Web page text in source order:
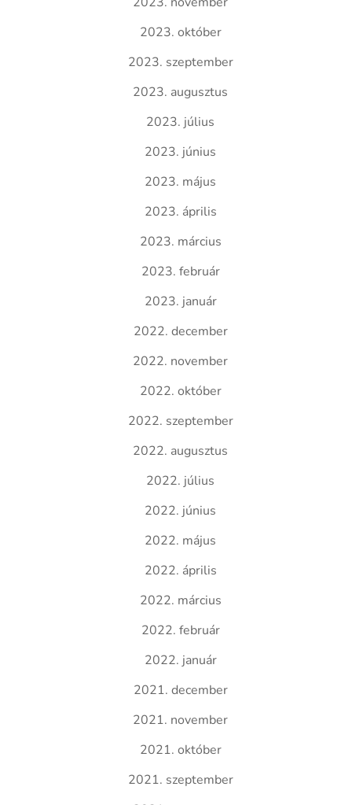
2023. október
2023. szeptember
2023. augusztus
2023. július
2023. június
2023. május
2023. április
2023. március
2023. február
2023. január
2022. december
2022. november
2022. október
2022. szeptember
2022. augusztus
2022. július
2022. június
2022. május
2022. április
2022. március
2022. február
2022. január
2021. december
2021. november
2021. október
2021. szeptember